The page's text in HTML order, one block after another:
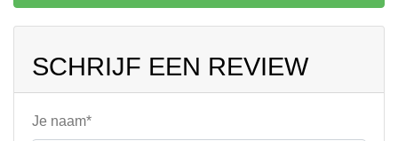
SCHRIJF EEN REVIEW
Je naam*